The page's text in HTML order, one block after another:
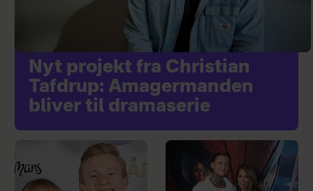
Nyt projekt fra Christian
Tafdrup: Amagermanden
bliver til dramaserie